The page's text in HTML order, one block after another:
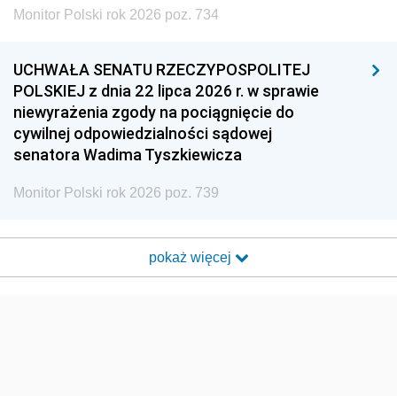
Monitor Polski rok 2026 poz. 734
UCHWAŁA SENATU RZECZYPOSPOLITEJ
POLSKIEJ z dnia 22 lipca 2026 r. w sprawie
niewyrażenia zgody na pociągnięcie do
cywilnej odpowiedzialności sądowej
senatora Wadima Tyszkiewicza
Monitor Polski rok 2026 poz. 739
pokaż więcej